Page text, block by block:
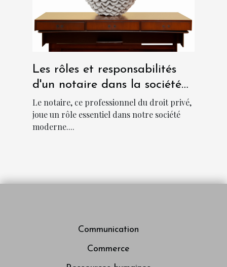
Les rôles et responsabilités
d'un notaire dans la société
moderne
Le notaire, ce professionnel du droit privé,
joue un rôle essentiel dans notre société
moderne....
Communication
Commerce